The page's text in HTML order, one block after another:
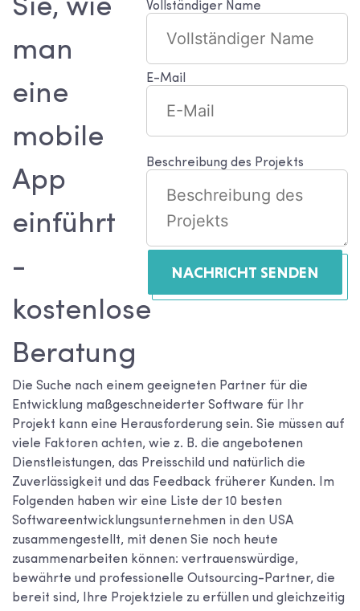
Sie, wie
man
eine
mobile
App
einführt
-
kostenlose
Beratung
Vollständiger Name
E-Mail
Beschreibung des Projekts
NACHRICHT SENDEN
Die Suche nach einem geeigneten Partner für die
Entwicklung maßgeschneiderter Software für Ihr
Projekt kann eine Herausforderung sein. Sie müssen auf
viele Faktoren achten, wie z. B. die angebotenen
Dienstleistungen, das Preisschild und natürlich die
Zuverlässigkeit und das Feedback früherer Kunden. Im
Folgenden haben wir eine Liste der 10 besten
Softwareentwicklungsunternehmen in den USA
zusammengestellt, mit denen Sie noch heute
zusammenarbeiten können: vertrauenswürdige,
bewährte und professionelle Outsourcing-Partner, die
bereit sind, Ihre Projektziele zu erfüllen und gleichzeitig